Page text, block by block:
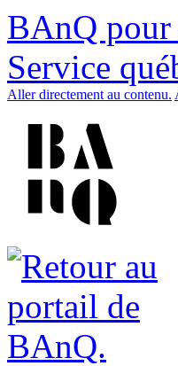
BAnQ pour
Service
Aller directement au contenu.